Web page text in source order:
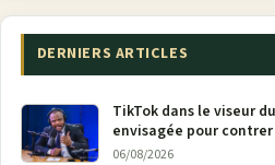
DERNIERS ARTICLES
TikTok dans le viseur
envisagée pour
M23
06/08/2026